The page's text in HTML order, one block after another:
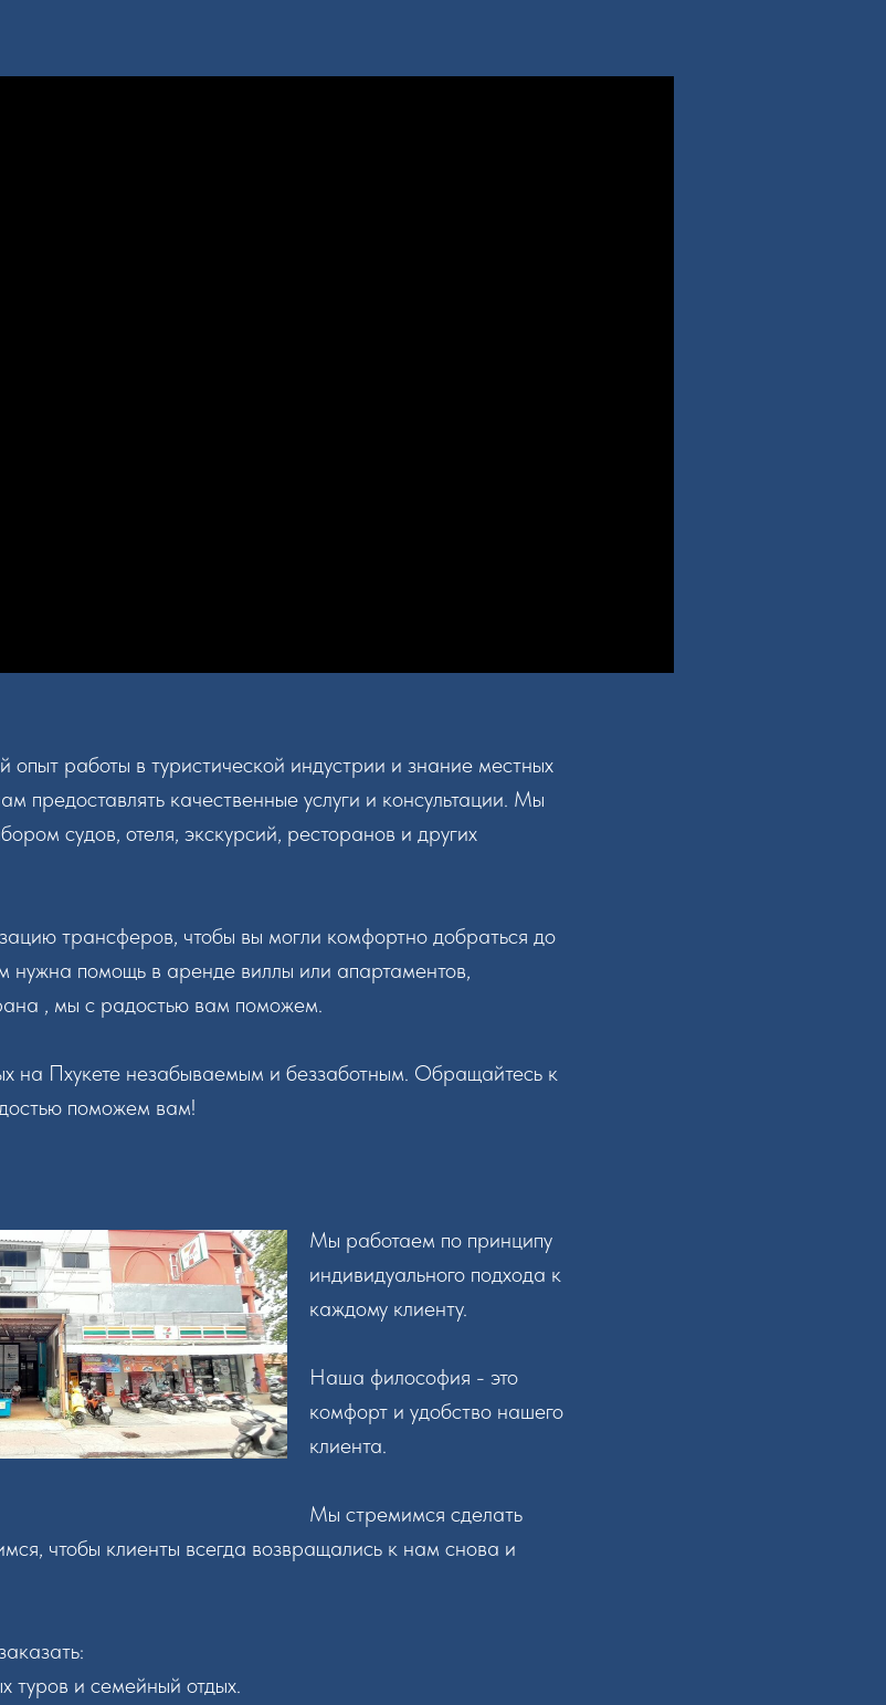
работы в туристической индустрии и знание местных
предоставлять качественные услуги и консультации. Мы
судов, отеля, экскурсий, ресторанов и других
трансферов, чтобы вы могли комфортно добраться до
нужна помощь в аренде виллы или апартаментов,
, мы с радостью вам поможем.
на Пхукете незабываемым и беззаботным. Обращайтесь к
поможем вам!
Мы работаем по принципу
индивидуального подхода к
каждому клиенту.
Наша философия - это
комфорт и удобство нашего
клиента.
Мы стремимся сделать
чтобы клиенты всегда возвращались к нам снова и
туров и семейный отдых.